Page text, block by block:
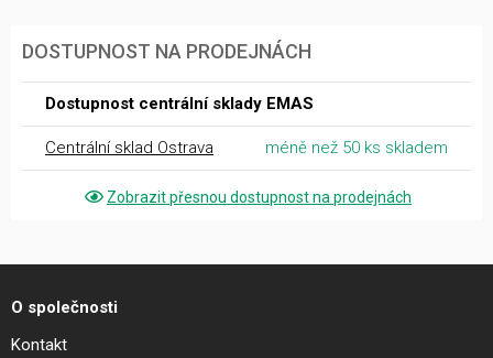
DOSTUPNOST NA PRODEJNÁCH
Dostupnost centrální sklady EMAS
Centrální sklad Ostrava méně než 50 ks skladem
Zobrazit přesnou dostupnost na prodejnách
O společnosti
Kontakt